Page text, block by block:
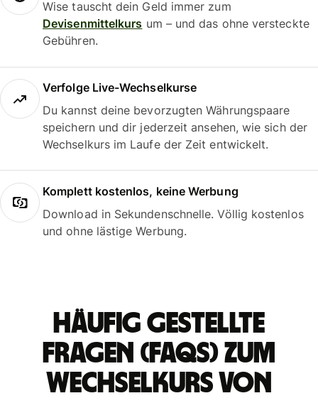
Wise tauscht dein Geld immer zum
Devisenmittelkurs um – und das ohne versteckte
Gebühren.
Verfolge Live-Wechselkurse
Du kannst deine bevorzugten Währungspaare
speichern und dir jederzeit ansehen, wie sich der
Wechselkurs im Laufe der Zeit entwickelt.
Komplett kostenlos, keine Werbung
Download in Sekundenschnelle. Völlig kostenlos
und ohne lästige Werbung.
Häufig gestellte
Fragen (FAQs) zum
Wechselkurs von